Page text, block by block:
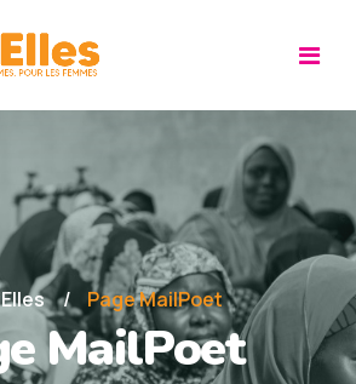
Page MailPoet
MailPoet